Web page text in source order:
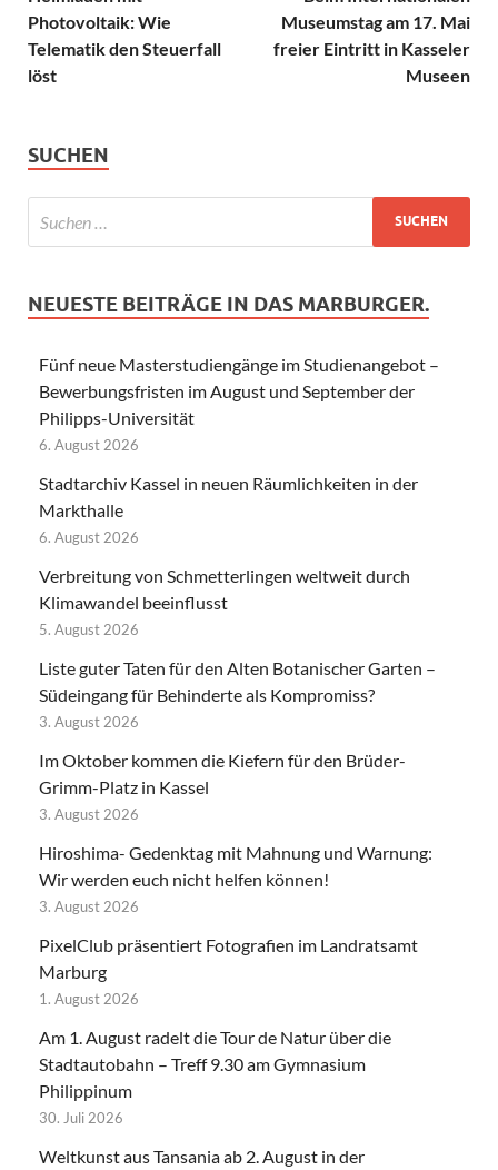
Photovoltaik: Wie
Telematik den Steuerfall
löst
Museumstag am 17. Mai
freier Eintritt in Kasseler
Museen
SUCHEN
NEUESTE BEITRÄGE IN DAS MARBURGER.
Fünf neue Masterstudiengänge im Studienangebot –
Bewerbungsfristen im August und September der
Philipps-Universität
6. August 2026
Stadtarchiv Kassel in neuen Räumlichkeiten in der
Markthalle
6. August 2026
Verbreitung von Schmetterlingen weltweit durch
Klimawandel beeinflusst
5. August 2026
Liste guter Taten für den Alten Botanischer Garten –
Südeingang für Behinderte als Kompromiss?
3. August 2026
Im Oktober kommen die Kiefern für den Brüder-
Grimm-Platz in Kassel
3. August 2026
Hiroshima- Gedenktag mit Mahnung und Warnung:
Wir werden euch nicht helfen können!
3. August 2026
PixelClub präsentiert Fotografien im Landratsamt
Marburg
1. August 2026
Am 1. August radelt die Tour de Natur über die
Stadtautobahn – Treff 9.30 am Gymnasium
Philippinum
30. Juli 2026
Weltkunst aus Tansania ab 2. August in der